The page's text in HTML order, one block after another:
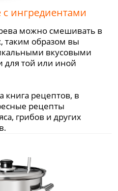
ингредиентами
можно смешивать в
таким образом вы
вкусовыми
для той или иной
книга рецептов, в
рецепты
грибов и других